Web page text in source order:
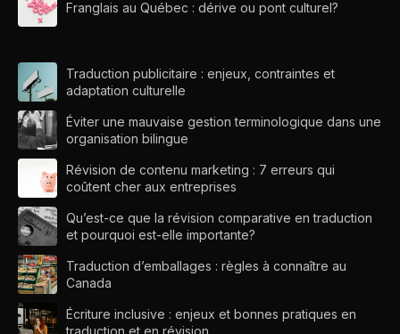
Franglais au Québec : dérive ou pont culturel?
Traduction publicitaire : enjeux, contraintes et
adaptation culturelle
Éviter une mauvaise gestion terminologique dans une
organisation bilingue
Révision de contenu marketing : 7 erreurs qui
coûtent cher aux entreprises
Qu’est-ce que la révision comparative en traduction
et pourquoi est-elle importante?
Traduction d’emballages : règles à connaître au
Canada
Écriture inclusive : enjeux et bonnes pratiques en
traduction et en révision